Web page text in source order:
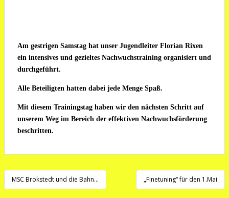
Am gestrigen Samstag hat unser Jugendleiter Florian Rixen
ein intensives und gezieltes Nachwuchstraining organisiert und
durchgeführt.
Alle Beteiligten hatten dabei jede Menge Spaß.
Mit diesem Trainingstag haben wir den nächsten Schritt auf
unserem Weg im Bereich der effektiven Nachwuchsförderung
beschritten.
Beitragsnavigation
MSC Brokstedt und die Bahn… „Finetuning“ für den 1.Mai